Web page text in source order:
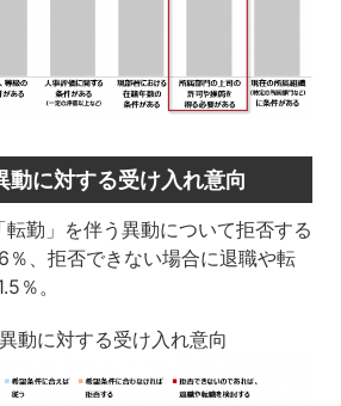
に対する受け入れ意向
勤」を伴う異動について拒否する
、拒否できない場合に退職や転
％。
動に対する受け入れ意向